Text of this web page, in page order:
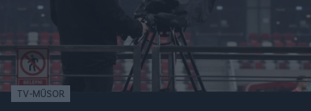
TV-MŰSOR